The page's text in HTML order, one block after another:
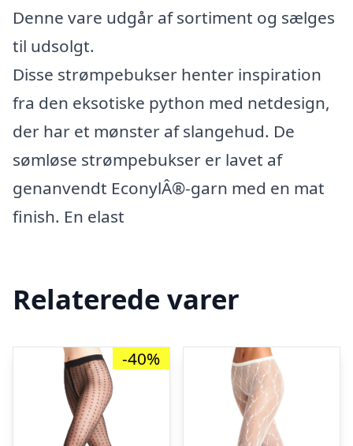
Denne vare udgår af sortiment og sælges
til udsolgt.
Disse strømpebukser henter inspiration
fra den eksotiske python med netdesign,
der har et mønster af slangehud. De
sømløse strømpebukser er lavet af
genanvendt EconylÂ®-garn med en mat
finish. En elast
Relaterede varer
-40%